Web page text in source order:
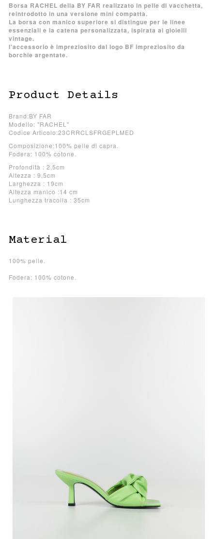
Borsa RACHEL della BY FAR realizzato in pelle di vacchetta,
reintrodotto in una versione mini compatta.
La borsa con manico superiore si distingue per le linee
essenziali e la catena personalizzata, ispirata ai gioielli
vintage.
l'accessorio è impreziosito dal logo BF impreziosito da
borchie argentate.
Product Details
Brand:BY FAR
Modello: "RACHEL"
Codice Articolo:23CRRCLSFRGEPLMED
Composizione:100% pelle di capra.
Fodera: 100% cotone.
Profondità : 2,5cm
Altezza : 9,5cm
Larghezza : 19cm
Altezza manico :14 cm
Lunghezza tracolla : 35cm
Material
100% pelle.
Fodera: 100% cotone.